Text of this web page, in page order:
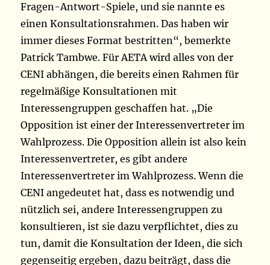
Fragen-Antwort-Spiele, und sie nannte es
einen Konsultationsrahmen. Das haben wir
immer dieses Format bestritten“, bemerkte
Patrick Tambwe.Für AETA wird alles von der
CENI abhängen, die bereits einen Rahmen für
regelmäßige Konsultationen mit
Interessengruppen geschaffen hat. „Die
Opposition ist einer der Interessenvertreter im
Wahlprozess. Die Opposition allein ist also kein
Interessenvertreter, es gibt andere
Interessenvertreter im Wahlprozess. Wenn die
CENI angedeutet hat, dass es notwendig und
nützlich sei, andere Interessengruppen zu
konsultieren, ist sie dazu verpflichtet, dies zu
tun, damit die Konsultation der Ideen, die sich
gegenseitig ergeben, dazu beiträgt, dass die